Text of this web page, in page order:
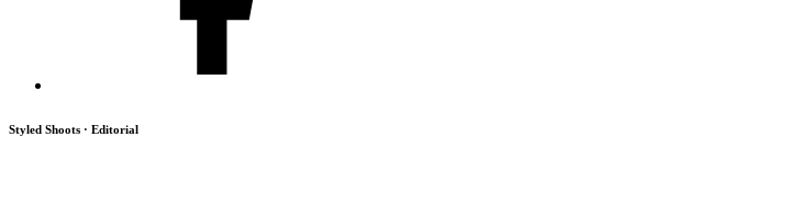
Styled Shoots · Editorial